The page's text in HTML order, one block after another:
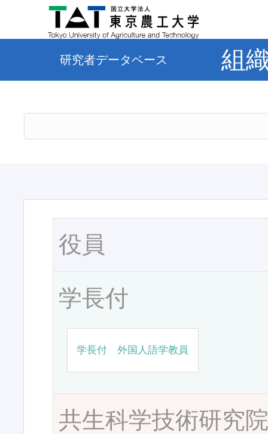
研究者データベース 組
役員
学長付
学長付 外国人語学教員
共生科学技術研究